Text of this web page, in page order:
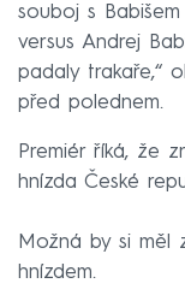
souboj s Babišem
versus Andrej
padaly trakaře,“
před polednem.
Premiér říká, že
hnízda České
Možná by si měl
hnízdem.